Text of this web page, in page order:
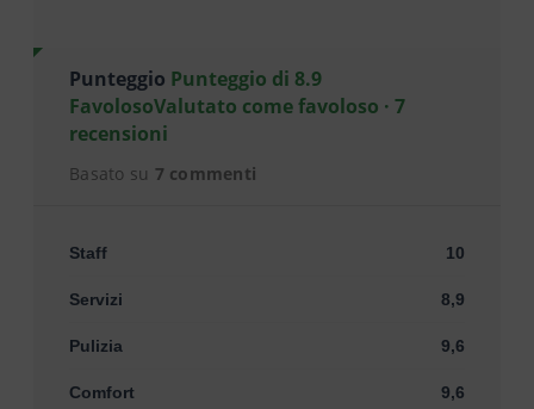
Punteggio Punteggio di 8.9
FavolosoValutato come favoloso · 7
recensioni
Basato su 7 commenti
Staff 10
Servizi 8,9
Pulizia 9,6
Comfort 9,6